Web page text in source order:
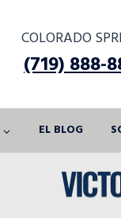
COLORADO
(719) 888-
EL BLOG